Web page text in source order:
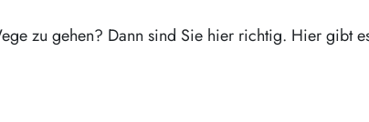
zu gehen? Dann sind Sie hier richtig. Hier gibt es